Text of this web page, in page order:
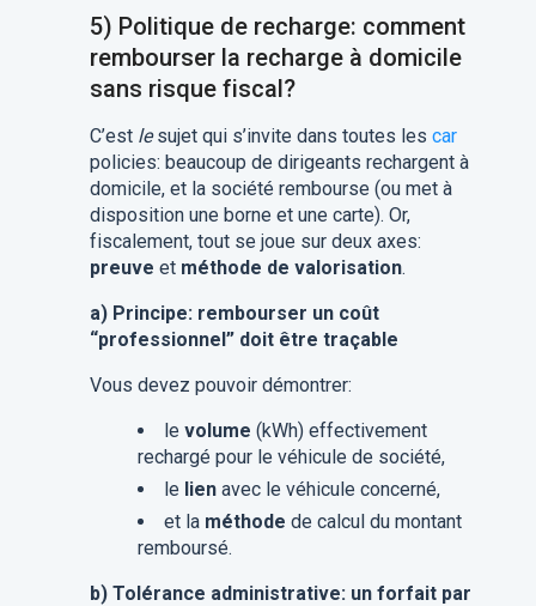
5) Politique de recharge: comment
rembourser la recharge à domicile
sans risque fiscal?
C’est lesujet qui s’invite dans toutes les car
policies: beaucoup de dirigeants rechargent à
domicile, et la société rembourse (ou met à
disposition une borne et une carte). Or,
fiscalement, tout se joue sur deux axes:
preuve et méthode de valorisation.
a) Principe: rembourser un coût
“professionnel” doit être traçable
Vous devez pouvoir démontrer:
le volume (kWh) effectivement
rechargé pour le véhicule de société,
le lienavec le véhicule concerné,
et la méthode de calcul du montant
remboursé.
b) Tolérance administrative: un forfait par